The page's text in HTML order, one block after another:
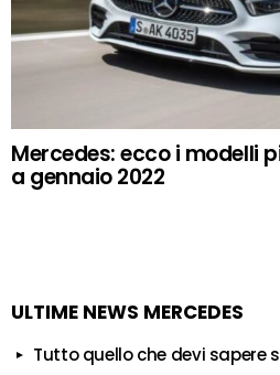
Mercedes: ecco i modelli
a gennaio 2022
ULTIME NEWS MERCEDES
Tutto quello che devi sapere